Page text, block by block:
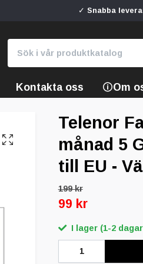
✓ Snabba
Kontakta oss 🛈Om
Telenor
månad 5
till EU -
199 kr
99 kr
I lager (1-2